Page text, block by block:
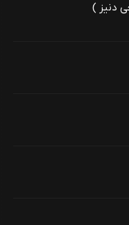
دنیز )